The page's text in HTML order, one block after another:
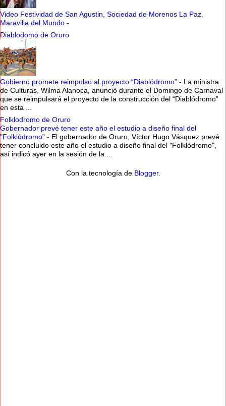
Video Festividad de San Agustin, Sociedad de Morenos La Paz,
Maravilla del Mundo -
Diablodomo de Oruro
Gobierno promete reimpulso al proyecto “Diablódromo” - La ministra
de Culturas, Wilma Alanoca, anunció durante el Domingo de Carnaval
que se reimpulsará el proyecto de la construcción del “Diablódromo”
en esta ...
Folklodromo de Oruro
Gobernador prevé tener este año el estudio a diseño final del
"Folklódromo" - El gobernador de Oruro, Víctor Hugo Vásquez prevé
tener concluido este año el estudio a diseño final del "Folklódromo",
así indicó ayer en la sesión de la ...
Con la tecnología de Blogger.